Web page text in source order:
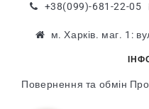
+38(099)-681-22-05
м. Харків. маг. 1:
Повернення та обмін